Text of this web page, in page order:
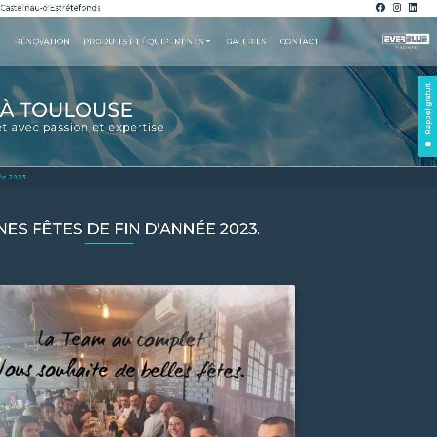
d'Estrétefonds
Rappel gratuit
RÉNOVATION PRODUITS ET ÉQUIPEMENTS
Les pompes à chaleur
La filtration
Les robots piscines
Volets et sécurité
La stérilisation
Les abris
GALERIES CONTACT
avec passion et expertise
2023.
FÊTES DE FIN D'ANNÉE 2023.